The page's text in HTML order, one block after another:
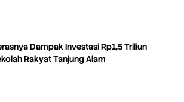
Dampak Investasi Rp1,5 Triliun
Rakyat Tanjung Alam